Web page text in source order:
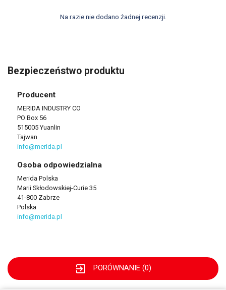
Na razie nie dodano żadnej recenzji.
Bezpieczeństwo produktu
Producent
MERIDA INDUSTRY CO
PO Box 56
515005 Yuanlin
Tajwan
info@merida.pl
Osoba odpowiedzialna
Merida Polska
Marii Skłodowskiej-Curie 35
41-800 Zabrze
Polska
info@merida.pl
exit_to_app PORÓWNANIE (0)